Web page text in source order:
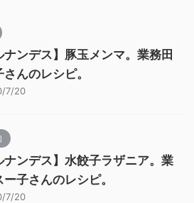
ナンデス】豚玉メンマ。業務田
んのレシピ。
7/20
ナンデス】水餃子ラザニア。業
子さんのレシピ。
7/20